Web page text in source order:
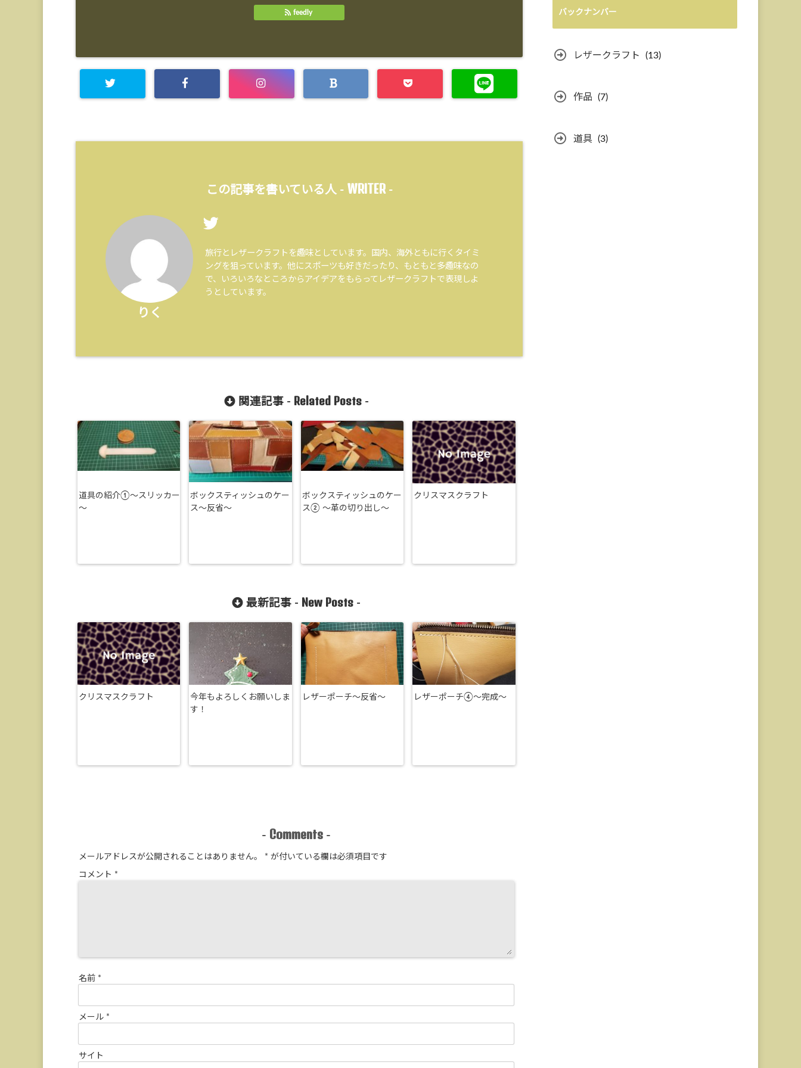
feedly
この記事を書いている人 - WRITER-
りく
旅行とレザークラフトを趣味としています。国内、海外ともに行くタイミ
ングを狙っています。他にスポーツも好きだったり、もともと多趣味なの
で、いろいろなところからアイデアをもらってレザークラフトで表現しよ
うとしています。
関連記事 - Related Posts-
道具の紹介①～スリッカー
～
ボックスティッシュのケー
ス～反省～
ボックスティッシュのケー
ス② ～革の切り出し～
クリスマスクラフト
最新記事 - New Posts -
クリスマスクラフト
今年もよろしくお願いしま
す！
レザーポーチ～反省～ レザーポーチ④～完成～
- Comments -
メールアドレスが公開されることはありません。 * が付いている欄は必須項目です
コメント *
名前 *
メール *
サイト
バックナンバー
レザークラフト (13)
作品 (7)
道具 (3)